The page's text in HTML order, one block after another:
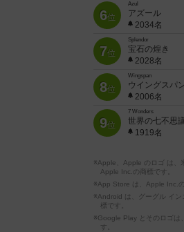
6位
Azul
アズール
2034名
7位
Splendor
宝石の煌き
2028名
8位
Wingspan
ウイングスパ
2006名
9位
7 Wonders
世界の七不思
1919名
※Apple、Apple のロゴ は、
Apple Inc.の商標です。
※App Store は、Apple Inc.
※Android は、グーグル イン
標です。
※Google Play とそのロゴは
す。